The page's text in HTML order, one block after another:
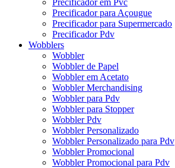
Precificador para Açougue
Precificador para Supermercado
Precificador Pdv
Wobblers
Wobbler
Wobbler de Papel
Wobbler em Acetato
Wobbler Merchandising
Wobbler para Pdv
Wobbler para Stopper
Wobbler Pdv
Wobbler Personalizado
Wobbler Personalizado para Pdv
Wobbler Promocional
Wobbler Promocional para Pdv